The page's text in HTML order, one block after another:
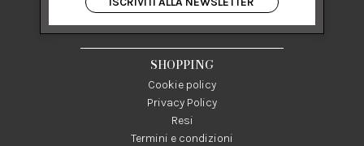
84122 Salerno Italia
P IVA 03024950655
SHOPPING
Cookie policy
Privacy Policy
Resi
Termini e condizioni